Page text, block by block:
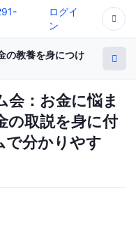
ログイ
ン
の教養を身につけ
会：お金に悩ま
の取説を身に付
で分かりやす